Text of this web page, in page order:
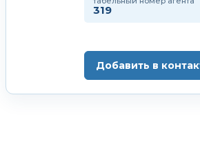
319
Добавить в